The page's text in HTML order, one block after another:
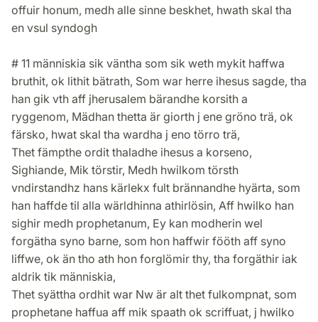
offuir honum, medh alle sinne beskhet, hwath skal tha
en vsul syndogh
# 11 människia sik väntha som sik weth mykit haffwa
bruthit, ok lithit bätrath, Som war herre ihesus sagde, tha
han gik vth aff jherusalem bärandhe korsith a
ryggenom, Mädhan thetta är giorth j ene gröno trä, ok
färsko, hwat skal tha wardha j eno törro trä,
Thet fämpthe ordit thaladhe ihesus a korseno,
Sighiande, Mik törstir, Medh hwilkom törsth
vndirstandhz hans kärlekx fult brännandhe hyärta, som
han haffde til alla wärldhinna athirlösin, Aff hwilko han
sighir medh prophetanum, Ey kan modherin wel
forgätha syno barne, som hon haffwir fööth aff syno
liffwe, ok än tho ath hon forglömir thy, tha forgäthir iak
aldrik tik människia,
Thet syättha ordhit war Nw är alt thet fulkompnat, som
prophetane haffua aff mik spaath ok scriffuat, j hwilko